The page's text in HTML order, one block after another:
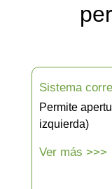
Sistema
Permite
izquierda)
Ver más >>>